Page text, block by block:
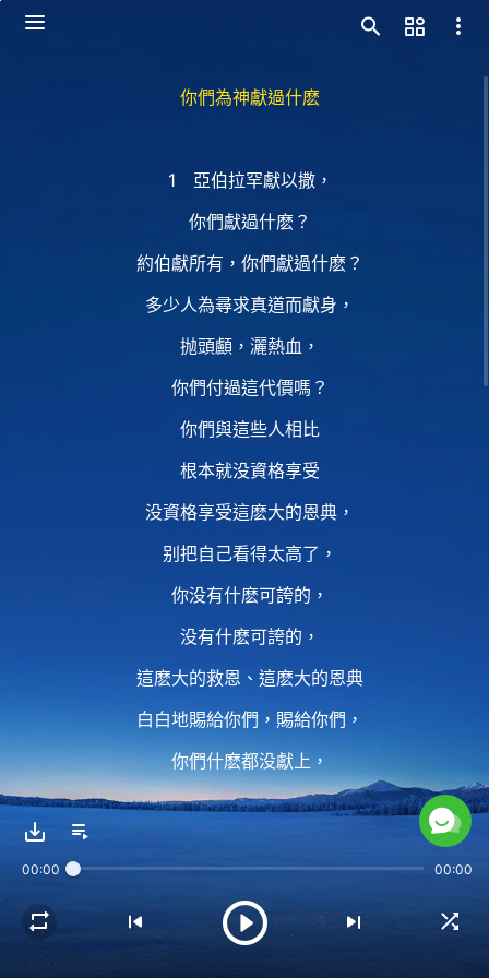
你們為神獻過什麽
1 亞伯拉罕獻以撒，
你們獻過什麽？
約伯獻所有，你們獻過什麽？
多少人為尋求真道而獻身，
抛頭顱，灑熱血，
你們付過這代價嗎？
你們與這些人相比
根本就没資格享受
没資格享受這麽大的恩典，
别把自己看得太高了，
你没有什麽可誇的，
没有什麽可誇的，
這麽大的救恩、這麽大的恩典
白白地賜給你們，賜給你們，
你們什麽都没獻上，
而是白白享受恩典，
2 這真道是你們自己
00:00 00:00